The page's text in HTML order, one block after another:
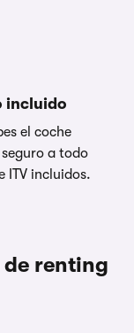
incluido
el coche
a todo
ITV incluidos.
de renting